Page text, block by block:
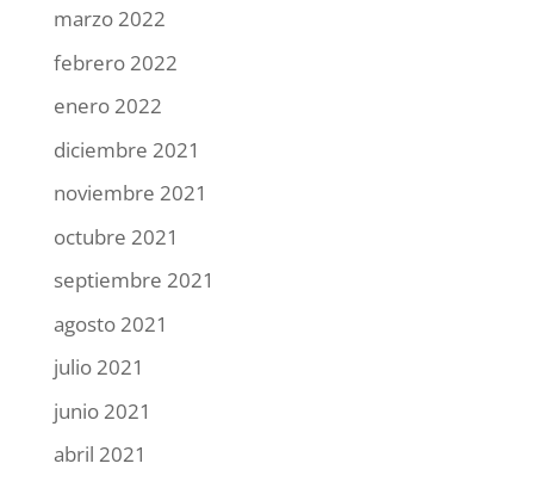
marzo 2022
febrero 2022
enero 2022
diciembre 2021
noviembre 2021
octubre 2021
septiembre 2021
agosto 2021
julio 2021
junio 2021
abril 2021